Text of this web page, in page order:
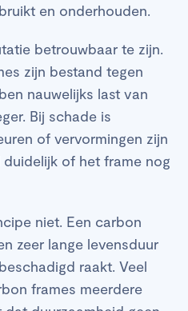
en onderhouden.
betrouwbaar te zijn.
zijn bestand tegen
nauwelijks last van
Bij schade is
of vervormingen zijn
of het frame nog
niet. Een carbon
zeer lange levensduur
raakt. Veel
frames meerdere